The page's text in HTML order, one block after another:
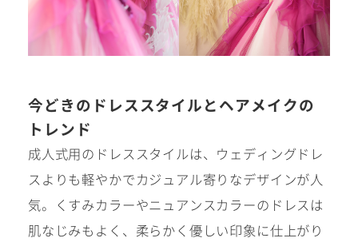
今どきのドレススタイルとヘアメイクの
トレンド
成人式用のドレススタイルは、ウェディングドレ
スよりも軽やかでカジュアル寄りなデザインが人
気。くすみカラーやニュアンスカラーのドレスは
肌なじみもよく、柔らかく優しい印象に仕上がり